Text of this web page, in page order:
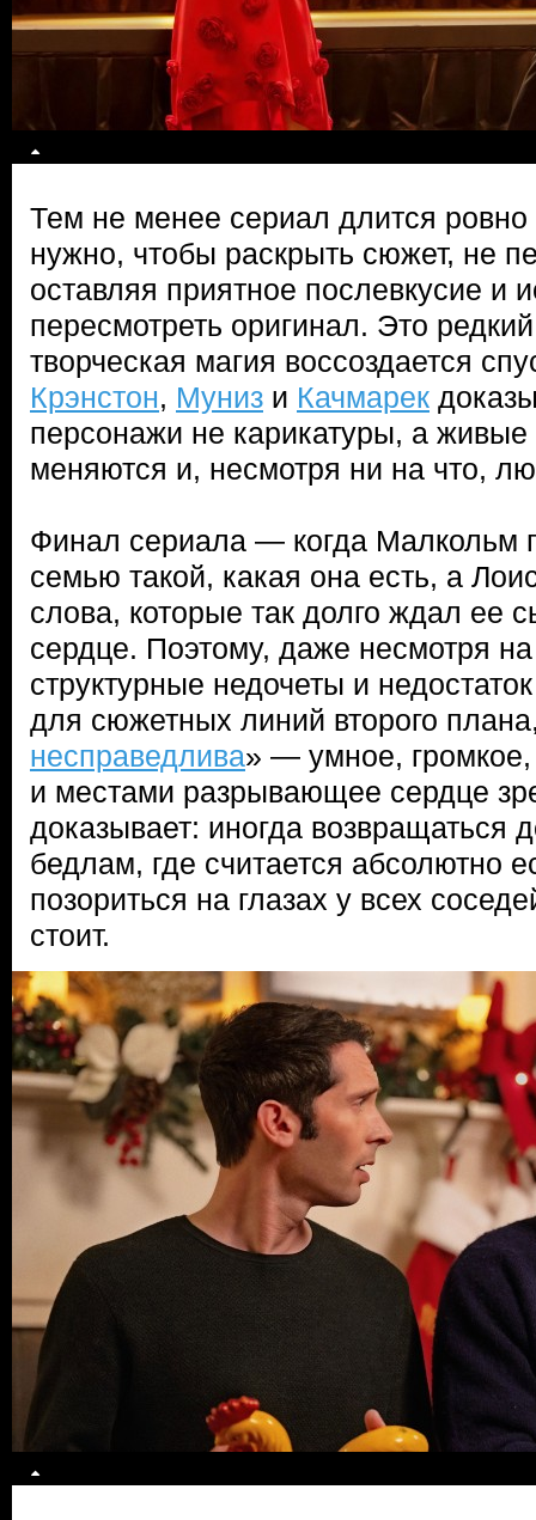
Тем не менее сериал длится ровно
нужно, чтобы раскрыть сюжет, не
оставляя приятное послевкусие и
пересмотреть оригинал. Это
творческая магия воссоздается
Крэнстон, Муниз и Качмарек
персонажи не карикатуры, а живые
меняются и, несмотря ни на что,
Финал сериала — когда Малкольм
семью такой, какая она есть, а
слова, которые так долго ждал ее
сердце. Поэтому, даже несмотря
структурные недочеты и
для сюжетных линий второго
несправедлива» — умное,
и местами разрывающее сердце
доказывает: иногда возвращаться
бедлам, где считается абсолютно
позориться на глазах у всех
стоит.